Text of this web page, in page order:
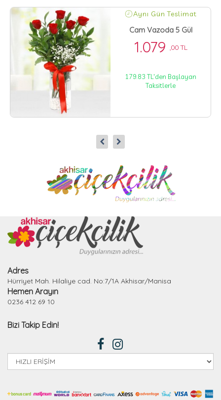
Aynı Gün Teslimat
Cam Vazoda 5 Gül
1.079 ,00 TL
179.83 TL'den Başlayan
Taksitlerle
Adres
Hürriyet Mah. Hilaliye cad. No:7/1A Akhisar/Manisa
Hemen Arayın
0236 412 69 10
Bizi Takip Edin!